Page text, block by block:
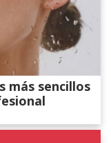
más sencillos